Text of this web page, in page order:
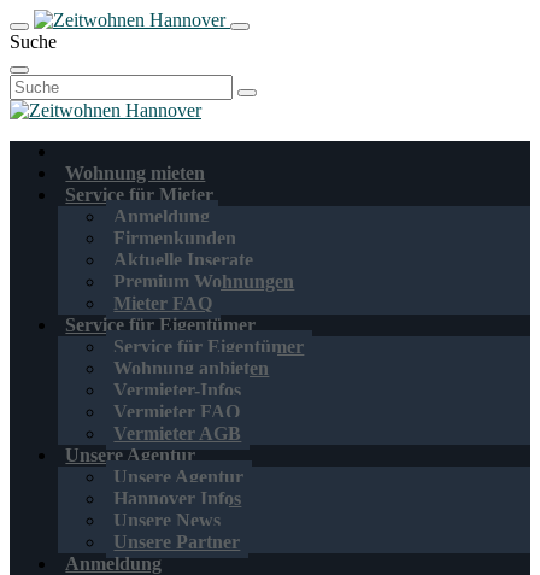
Suche
Suchen
nach:
Wohnung mieten
Service für Mieter
Anmeldung
Firmenkunden
Aktuelle Inserate
Premium Wohnungen
Mieter FAQ
Service für Eigentümer
Service für Eigentümer
Wohnung anbieten
Vermieter-Infos
Vermieter FAQ
Vermieter AGB
Unsere Agentur
Unsere Agentur
Hannover Infos
Unsere News
Unsere Partner
Anmeldung